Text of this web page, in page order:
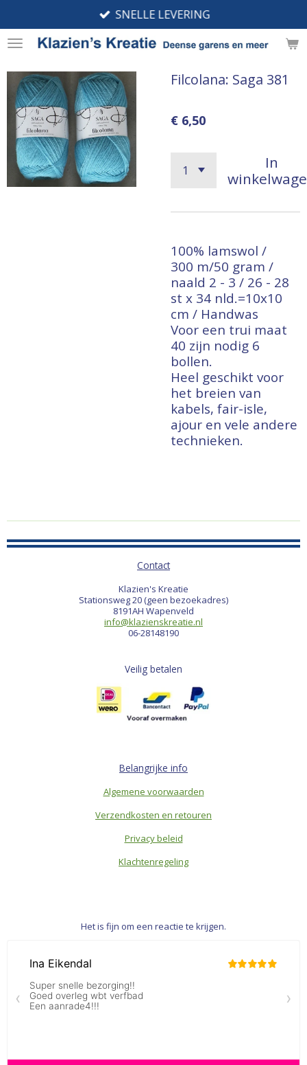
direct
naar
hoofdinhoud
SNELLE LEVERING
Filcolana: Saga 381
€ 6,50
In
100% lamswol /
300 m/50 gram /
naald 2 - 3 / 26 - 28
st x 34 nld.=10x10
cm / Handwas
Voor een trui maat
40 zijn nodig 6
bollen.
Heel geschikt voor
het breien van
kabels, fair-isle,
ajour en vele andere
technieken.
Contact
Klazien's Kreatie
Stationsweg 20 (geen bezoekadres)
8191AH Wapenveld
info@klazienskreatie.nl
06-28148190
Veilig betalen
Belangrijke info
Algemene voorwaarden
Verzendkosten en retouren
Privacy beleid
Klachtenregeling
Het is fijn om een reactie te krijgen.